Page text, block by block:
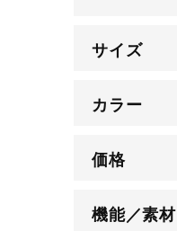
サイズ
カラー
価格
機能／素材